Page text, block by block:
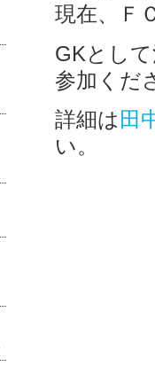
現在、Ｆ
GKとし
参加くだ
詳細は 田
い。